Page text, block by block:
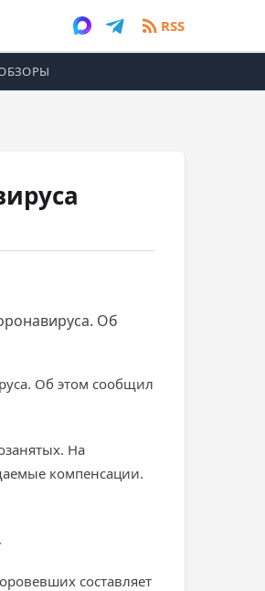
RSS
Об
Об этом сообщил
На
компенсации.
составляет